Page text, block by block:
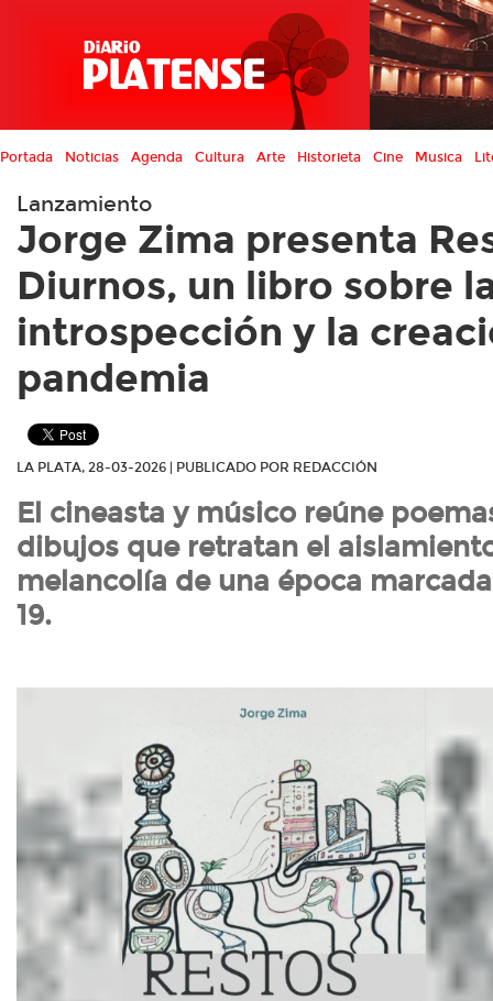
Portada Noticias Agenda Cultura Arte Historieta Cine Musica
Lanzamiento
Jorge Zima presenta
Diurnos, un libro sobre
introspección y la
pandemia
LA PLATA, 28-03-2026 | PUBLICADO POR REDACCIÓN
El cineasta y músico reúne
dibujos que retratan el
melancolía de una época
19.